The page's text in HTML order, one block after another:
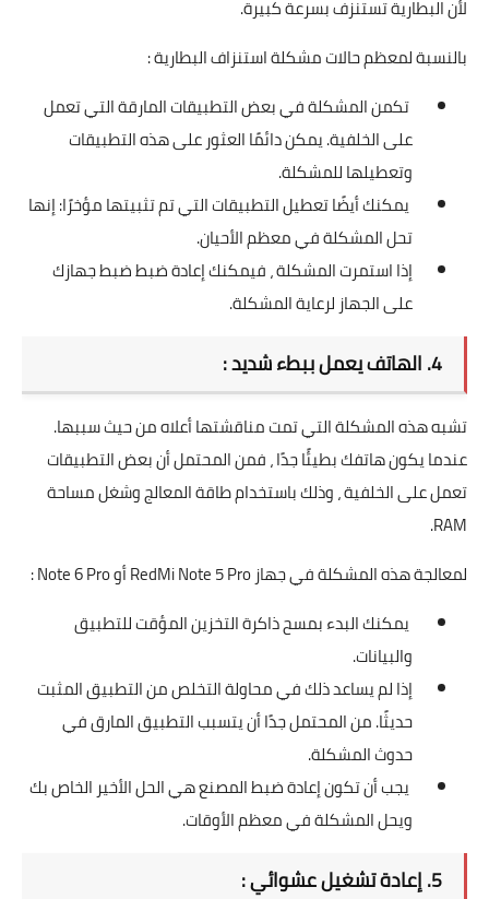
لأن البطارية تستنزف بسرعة كبيرة.
بالنسبة لمعظم حالات مشكلة استنزاف البطارية :
تكمن المشكلة في بعض التطبيقات المارقة التي تعمل
على الخلفية. يمكن دائمًا العثور على هذه التطبيقات
وتعطيلها للمشكلة.
يمكنك أيضًا تعطيل التطبيقات التي تم تثبيتها مؤخرًا: إنها
تحل المشكلة في معظم الأحيان.
إذا استمرت المشكلة ، فيمكنك إعادة ضبط ضبط جهازك
على الجهاز لرعاية المشكلة.
4. الهاتف يعمل ببطء شديد :
تشبه هذه المشكلة التي تمت مناقشتها أعلاه من حيث سببها.
عندما يكون هاتفك بطيئًا جدًا ، فمن المحتمل أن بعض التطبيقات
تعمل على الخلفية ، وذلك باستخدام طاقة المعالج وشغل مساحة
RAM.
لمعالجة هذه المشكلة في جهاز RedMi Note 5 Pro أو Note 6 Pro :
يمكنك البدء بمسح ذاكرة التخزين المؤقت للتطبيق
والبيانات.
إذا لم يساعد ذلك في محاولة التخلص من التطبيق المثبت
حديثًا. من المحتمل جدًا أن يتسبب التطبيق المارق في
حدوث المشكلة.
يجب أن تكون إعادة ضبط المصنع هي الحل الأخير الخاص بك
ويحل المشكلة في معظم الأوقات.
5. إعادة تشغيل عشوائي :